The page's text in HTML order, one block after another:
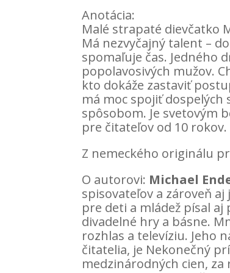
Anotácia:
Malé strapaté dievčatko
Má nezvyčajný talent –
spomaľuje čas. Jedného
popolavosivých mužov.
kto dokáže zastaviť
má moc spojiť dospelých
spôsobom. Je svetovým
pre čitateľov od 10 rokov.
Z nemeckého originálu
O autorovi: Michael
spisovateľov a zároveň
pre deti a mládež písal
divadelné hry a básne.
rozhlas a televíziu. Jeho
čitatelia, je Nekonečný
medzinárodných cien,